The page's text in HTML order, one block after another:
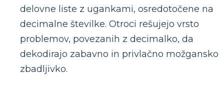
delovne liste z ugankami, osredotočene na
decimalne številke. Otroci rešujejo vrsto
problemov, povezanih z decimalko, da
dekodirajo zabavno in privlačno možgansko
zbadljivko.